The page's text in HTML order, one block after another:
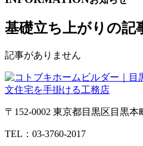
基礎立ち上がりの記
記事がありません
〒152-0002 東京都目黒区目黒本
TEL：03-3760-2017